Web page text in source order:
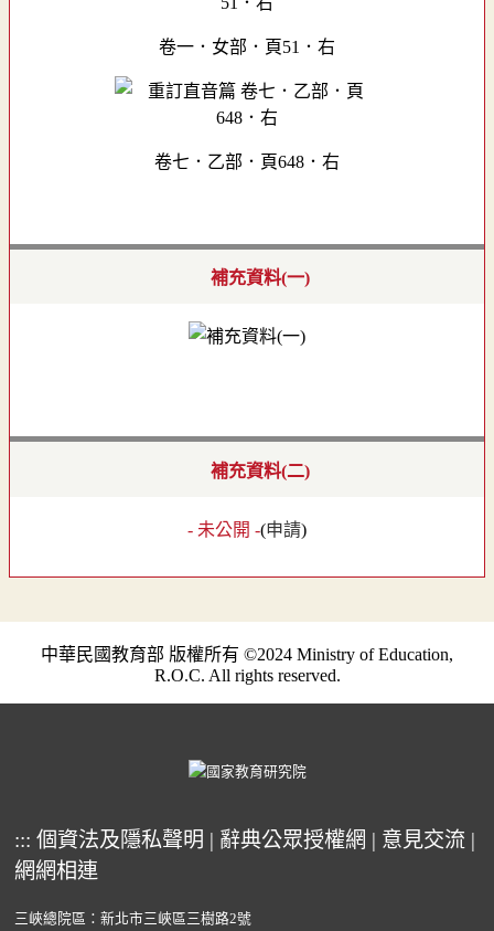
卷一．女部．頁51．右
卷七．乙部．頁648．右
補充資料(一)
補充資料(二)
- 未公開 -(申請)
中華民國教育部 版權所有 ©2024 Ministry of Education,
R.O.C. All rights reserved.
::: 個資法及隱私聲明 | 辭典公眾授權網 | 意見交流 |
網網相連
三峽總院區：新北市三峽區三樹路2號